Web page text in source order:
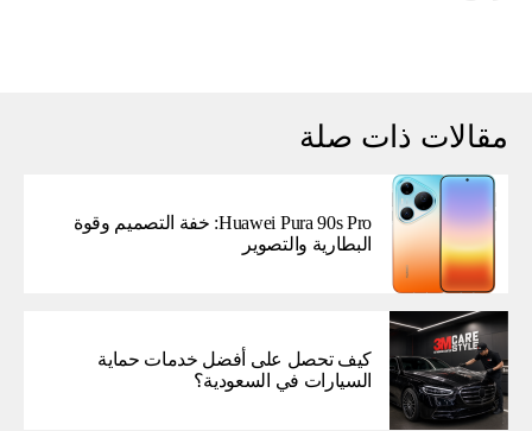
مقالات ذات صلة
Huawei Pura 90s Pro: خفة التصميم وقوة
البطارية والتصوير
كيف تحصل على أفضل خدمات حماية
السيارات في السعودية؟